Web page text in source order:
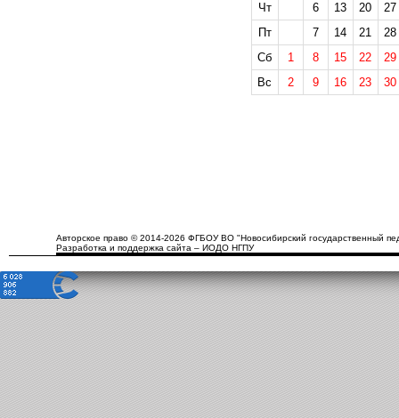
Чт
6 13 20
27
Пт
7 14 21
28
Сб
1 8 15 22
29
Вс
2 9 16 23 30
Авторское право © 2014-2026 ФГБОУ ВО "Новосибирский государственный
Разработка и поддержка сайта – ИОДО НГПУ